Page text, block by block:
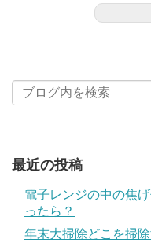
最近の投稿
電子レンジの中の焦
ったら？
年末大掃除どこを掃